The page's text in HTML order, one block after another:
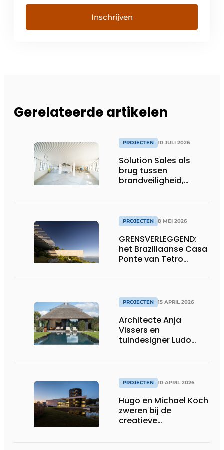
Inschrijven
Gerelateerde artikelen
PROJECTEN 10 JULI 2026
Solution Sales als
brug tussen
brandveiligheid,
PROJECTEN 8 MEI 2026
GRENSVERLEGGEND:
het Braziliaanse Casa
Ponte van Tetro
PROJECTEN 15 APRIL 2026
Architecte Anja
Vissers en
tuindesigner Ludo
PROJECTEN 10 APRIL 2026
Hugo en Michael Koch
zweren bij de
creatieve